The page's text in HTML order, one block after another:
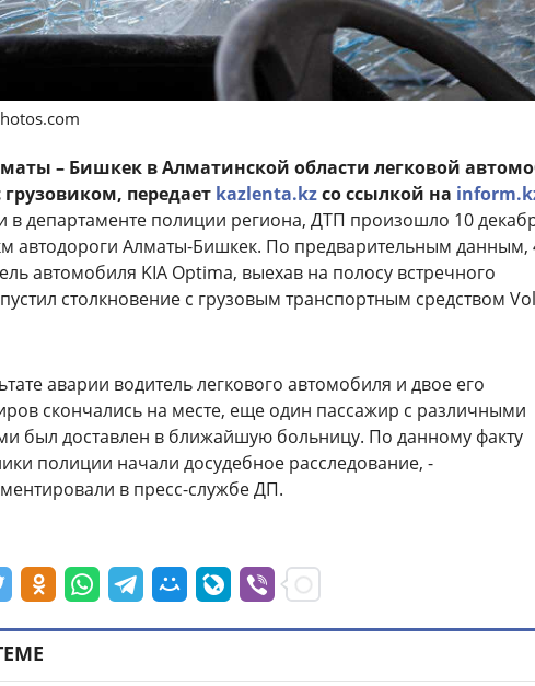
– Бишкек в Алматинской области легковой
грузовиком, передает kazlenta.kzсо ссылкой на
в департаменте полиции региона, ДТП произошло 10
автодороги Алматы-Бишкек. По предварительным данным,
автомобиля KIA Optima, выехав на полосу встречного
столкновение с грузовым транспортным средством
аварии водитель легкового автомобиля и двое его
скончались на месте, еще один пассажир с различными
был доставлен в ближайшую больницу. По данному факту
полиции начали досудебное расследование, -
в пресс-службе ДП.